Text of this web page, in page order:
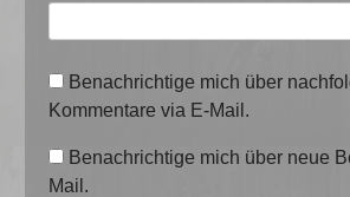
Benachrichtige mich über
Kommentare via E-Mail.
Benachrichtige mich über neue
Mail.